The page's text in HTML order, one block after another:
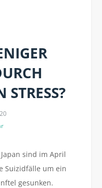
STRESS?
sind im April
Suizidfälle um ein
gesunken.